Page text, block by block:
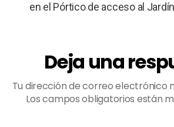
en el Pórtico de acceso al
Deja una
Tu dirección de correo electrónico
Los campos obligatorios están